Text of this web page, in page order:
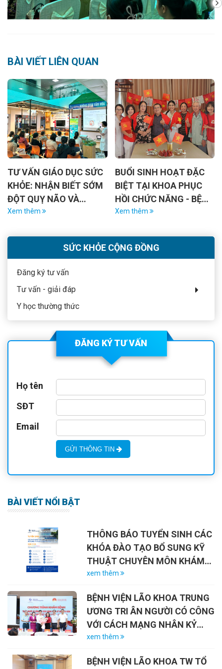
BÀI VIẾT LIÊN QUAN
SỨC
SỚM
VÀ
MÒN CỔ
BUỔI SINH HOẠT ĐẶC
BIỆT TẠI KHOA PHỤC
HỒI CHỨC NĂNG - BỆNH
VIỆN LÃO KHOA TW
ĐÁI THÁO
SỨC KHỎE
Xem thêm
SỨC KHỎE CỘNG ĐỒNG
Đăng ký tư vấn
Tư vấn - giải đáp
Y học thường thức
ĐĂNG KÝ TƯ VẤN
Họ tên
SĐT
Email
GỬI THÔNG TIN
BÀI VIẾT NỔI BẬT
THÔNG BÁO TUYỂN SINH CÁC
KHÓA ĐÀO TẠO BỔ SUNG KỸ
THUẬT CHUYÊN MÔN KHÁM
CHỮA BỆNH NĂM 2026
xem thêm
BỆNH VIỆN LÃO KHOA TRUNG
ƯƠNG TRI ÂN NGƯỜI CÓ CÔNG
VỚI CÁCH MẠNG NHÂN KỶ
NIỆM 79 NĂM NGÀY THƯƠNG
27/7/2026)
xem thêm
BỆNH VIỆN LÃO KHOA TW TỔ